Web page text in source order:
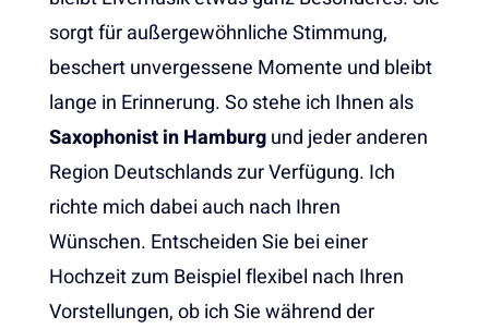
sorgt für außergewöhnliche Stimmung,
beschert unvergessene Momente und bleibt
lange in Erinnerung. So stehe ich Ihnen als
Saxophonist in Hamburgund jeder anderen
Region Deutschlands zur Verfügung. Ich
richte mich dabei auch nach Ihren
Wünschen. Entscheiden Sie bei einer
Hochzeit zum Beispiel flexibel nach Ihren
Vorstellungen, ob ich Sie während der